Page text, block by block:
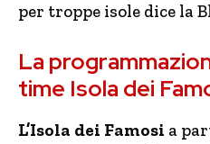
per troppe isole dice la
La
time Isola dei
L’Isola dei Famosi a